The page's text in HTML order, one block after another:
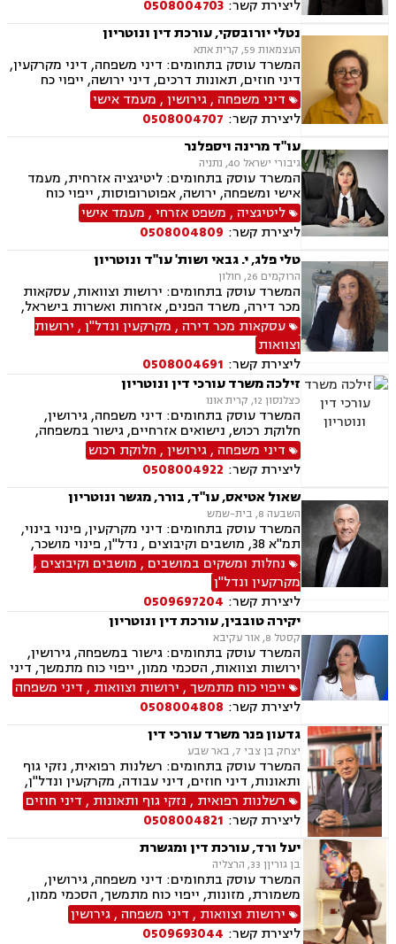
ליצירת קשר: 0508004703
נטלי יורובסקי, עורכת דין ונוטריון
העצמאות 59, קרית אתא
המשרד עוסק בתחומים: דיני משפחה, דיני מקרקעין,
דיני חוזים, תאונות דרכים, דיני ירושה, ייפוי כח
מתמשך, אפוטרופסות, מזונות , משמורת , ייצוג מול
משרד הפנים בעניין אזרחות ותושבות קבע, התרת
נישואין, אבהות , לרבות טיפול בעניין האבהות בנוהל
חו"ל, עריכת הסכמי יחסי ממון ו/או הסכמי חיים
משותפים ואישורם בבתי משפט ו/או כנוטריון ,גישור,
, ייצוג בבתי משפט ,עריכת צוואות וטיפול בעניין צו
ירושה וצו קיום צוואה ,חוות דעת בדין רוסי
ואוקראיני, שירותי נוטריון_, טיפול בעסקאות
מקרקעין, רישום בטאבו.
דיני משפחה ,גירושין, מעמד אישי
ליצירת קשר: 0508004707
עו"ד מרינה ויספלנר
גיבורי ישראל 40, נתניה
המשרד עוסק בתחומים: ליטיגציה אזרחית, מעמד
אישי ומשפחה, ירושה, אפוטרופוסות, ייפוי כוח
מתמשך
ליטיגציה , משפט אזרחי , מעמד אישי
ליצירת קשר: 0508004809
טלי פלג, י. גבאי ושות' עו"ד ונוטריון
הרוקמים 26, חולון
המשרד עוסק בתחומים: ירושות וצוואות, עסקאות
מכר דירה, משרד הפנים, אזרחות ואשרות בישראל,
דיני משפחה, דיני מקרקעין
עסקאות מכר דירה , מקרקעין ונדל"ן, ירושות
וצוואות
ליצירת קשר: 0508004691
זילכה משרד עורכי דין ונוטריון
כצלנסון 12, קרית אונו
המשרד עוסק בתחומים: דיני משפחה, גירושין,
חלוקת רכוש, נישואים אזרחיים, גישור במשפחה,
ירושות וצוואות, הסכמי ממון, אפוטרופסות,
משמורת, מזונות, ייפוי כוח מתמשך, דיני עבודה,
דיני מקרקעין, תמ"א 38, מגרשים לבניה , הפקעת
קרקעות, פינוי בינוי, תכנון ובניה, עסקאות מכר דירה,
ליקויי בנייה, מיסוי נדל"ן, נדל"ן, נזיקין, לשון הרע,
תאונות דרכים, תאונות עבודה, דיני חברות, ליווי
עסקי, ליווי מיזמי סטארטאפ, קניין רוחני, רשלנות
רפואית, רשלנות רפואית - רפואת שיניים, משרד
הביטחון, נכי צה"ל, משפט צבאי
דיני משפחה ,גירושין, חלוקת רכוש
ליצירת קשר: 0508004922
שאול אטיאס, עו"ד, בורר, מגשר ונוטריון
השבעה 8, בית-שמש
המשרד עוסק בתחומים: דיני מקרקעין, פינוי בינוי,
תמ"א 38, מושבים וקיבוצים , נדל"ן, פינוי מושכר,
תכנון ובניה, קבוצות רכישה, עסקאות מכר דירה,
גישור ובוררויות, אזרחי מסחרי, ייפוי כוח מתמשך,
נוטריון
נחלות ומשקים במושבים , מושבים וקיבוצים ,
מקרקעין ונדל"ן
ליצירת קשר: 0509697204
יקירה טובבין, עורכת דין ונוטריון
קסטל 8, אור עקיבא
המשרד עוסק בתחומים: גישור במשפחה, גירושין,
ירושות וצוואות, הסכמי ממון, ייפוי כוח מתמשך, דיני
מקרקעין, עסקאות מכר דירה, נזיקין, תאונות דרכים,
רשלנות רפואית, נוטריון
ייפוי כוח מתמשך, ירושות וצוואות , דיני משפחה
ליצירת קשר: 0508004808
גדעון פנר משרד עורכי דין
יצחק בן צבי 7, באר שבע
המשרד עוסק בתחומים: רשלנות רפואית, נזקי גוף
ותאונות, דיני חוזים, דיני עבודה, מקרקעין ונדל"ן,
דיני משפחה, בנקים, פלילי, נזקי גוף, תאונות עבודה,
תאונות דרכים, משפט מסחרי, תביעות ביטוח ונזקי
רכוש, ייפוי כוח מתמשך, נוטריון , רשלנות רפואית-
הריון ולידה, לשון הרע, תאונות ספורט, בריאות
הנפש, אובדן כושר עבודה , תאונות תלמידים,
תאונות עקב רשלנות, נזקי רכוש, קבלנות חוזית,
השקעות בחו"ל, דין משמעתי, עובדים זרים, זכויות
נשים בהריון, תכנון ובניה, דיור מוגן, אגודות
שיתופיות, ליקויי בנייה, מושבים וקיבוצים , ועוד
רשלנות רפואית , נזקי גוף ותאונות , דיני חוזים
ליצירת קשר: 0508004821
יעל ורד, עורכת דין ומגשרת
בן גוריןן 33, הרצליה
המשרד עוסק בתחומים: דיני משפחה, גירושין,
משמורת, מזונות, ייפוי כוח מתמשך, הסכמי ממון,
ירושות וצוואות, גישור במשפחה, חלוקת רכוש,
ידועים בציבור
ירושות וצוואות , דיני משפחה ,גירושין
ליצירת קשר: 0509693044